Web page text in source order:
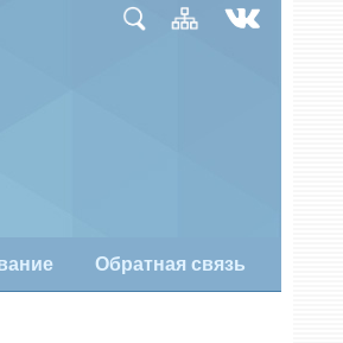
Обратная связь